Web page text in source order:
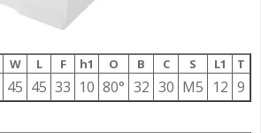
W L F h1 О B C S L1 T
45 45 33 10 80° 32 30 M5 12 9